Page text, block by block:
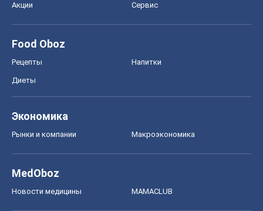
Акции Сервис
Food Oboz
Рецепты Напитки
Диеты
Экономика
Рынки и компании Mакроэкономика
MedOboz
Новости медицины MAMACLUB